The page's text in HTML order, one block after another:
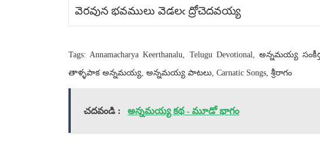
వెరవున భవములు వెడలఁ ద్రోచెదవయ్య
Tags: Annamacharya Keerthanalu, Telugu Devotional,
తాళ్ళపాక అన్నమయ్య, అన్నమయ్య పాటలు, Carnatic Songs, శ్రీరాగం
చదవండి : అన్నమయ్య కథ - మూడో భాగం